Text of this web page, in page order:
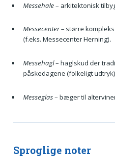
Messehale– arkitektonisk
Messecenter– større
(f.eks. Messecenter Herning).
Messehagl– haglskud der
påskedagene (folkeligt
Messeglas– bæger til
Sproglige noter